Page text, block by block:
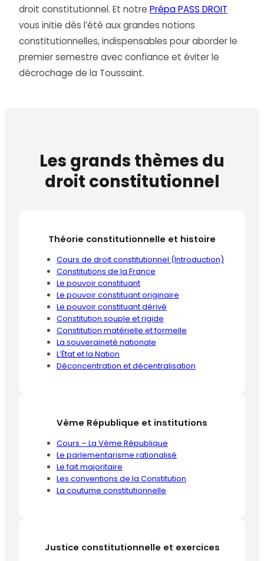
droit constitutionnel. Et notre Prépa PASS DROIT
vous initie dès l’été aux grandes notions
constitutionnelles, indispensables pour aborder le
premier semestre avec confiance et éviter le
décrochage de la Toussaint.
Les grands thèmes du
droit constitutionnel
Théorie constitutionnelle et histoire
Cours de droit constitutionnel (Introduction)
Constitutions de la France
Le pouvoir constituant
Le pouvoir constituant originaire
Le pouvoir constituant dérivé
Constitution souple et rigide
Constitution matérielle et formelle
La souveraineté nationale
L’État et la Nation
Déconcentration et décentralisation
Vème République et institutions
Cours – La Vème République
Le parlementarisme rationalisé
Le fait majoritaire
Les conventions de la Constitution
La coutume constitutionnelle
Justice constitutionnelle et exercices